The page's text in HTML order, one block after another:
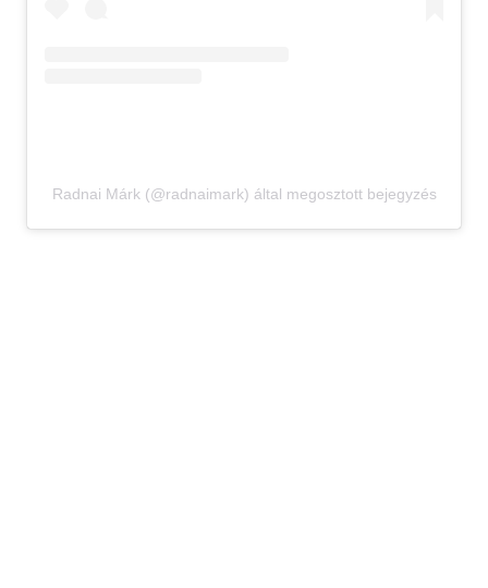
Radnai Márk (@radnaimark) által megosztott bejegyzés